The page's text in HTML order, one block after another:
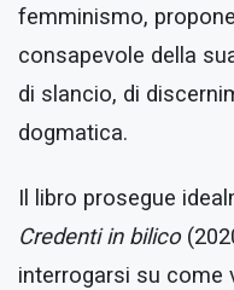
femminismo,
consapevole della
di slancio, di
dogmatica.
Il libro prosegue
Credenti in bilico
interrogarsi su come